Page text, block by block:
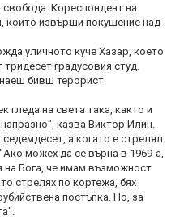
Кореспондент на
който извърши покушение над
уличното куче Хазар, което
градусовия студ.
бивш терорист.
гледа на света така, както и
казва Виктор Илин.
а когато е стрелял
можех да се върна в 1969-а,
на Бога, че имам възможност
стрелях по кортежа, бях
постъпка. Но, за